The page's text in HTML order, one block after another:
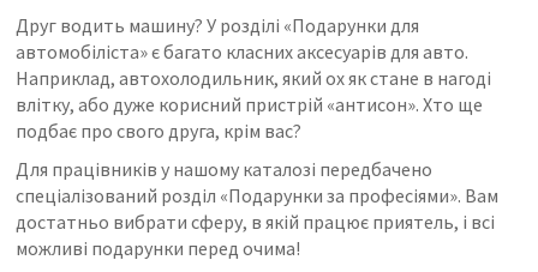
Друг водить машину? У розділі «Подарунки для
автомобіліста» є багато класних аксесуарів для авто.
Наприклад, автохолодильник, який ох як стане в нагоді
влітку, або дуже корисний пристрій «антисон». Хто ще
подбає про свого друга, крім вас?
Для працівників у нашому каталозі передбачено
спеціалізований розділ «Подарунки за професіями». Вам
достатньо вибрати сферу, в якій працює приятель, і всі
можливі подарунки перед очима!